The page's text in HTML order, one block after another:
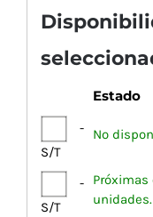
Estado
-
S/T
No
-
S/T
unidades.